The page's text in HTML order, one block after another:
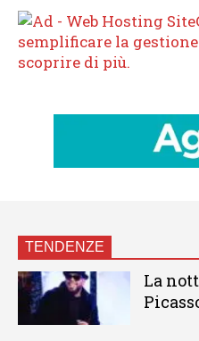
TENDENZE
La